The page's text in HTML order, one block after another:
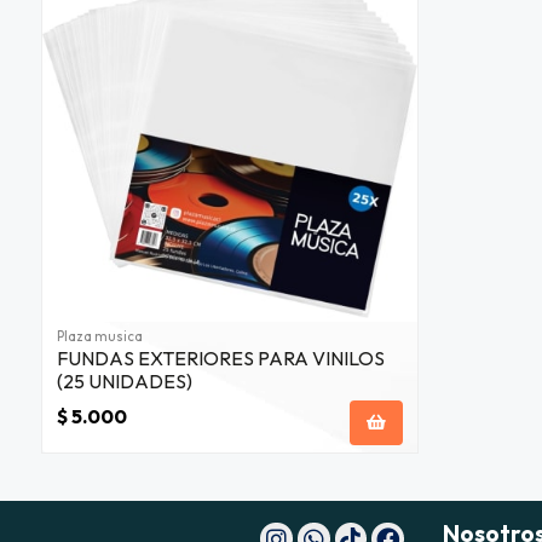
Plaza musica
FUNDAS EXTERIORES PARA VINILOS
(25 UNIDADES)
$ 5.000